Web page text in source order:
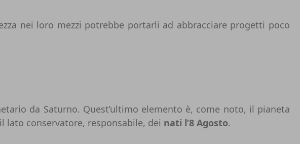
nei loro mezzi potrebbe portarli ad abbracciare progetti poco
da Saturno. Quest’ultimo elemento è, come noto, il pianeta
lato conservatore, responsabile, dei nati l’8 Agosto.